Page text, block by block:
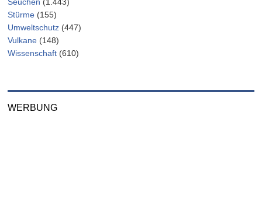
Stürme (155)
Umweltschutz (447)
Vulkane (148)
Wissenschaft (610)
WERBUNG